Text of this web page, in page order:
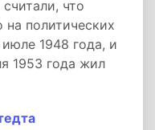
что
на политических
1948 года, и
1953 года жил